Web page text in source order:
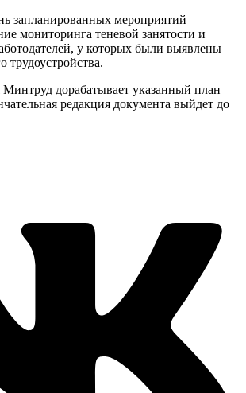
запланированных мероприятий
мониторинга теневой занятости и
у которых были выявлены
трудоустройства.
дорабатывает указанный план
редакция документа выйдет до